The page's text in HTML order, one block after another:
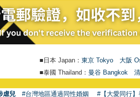
■日本 Japan： 東京 Tokyo 大阪
■泰國 Thailand： 曼谷 Bangkok
虐兒 #台灣地區通過同性婚姻 #【大愛同行